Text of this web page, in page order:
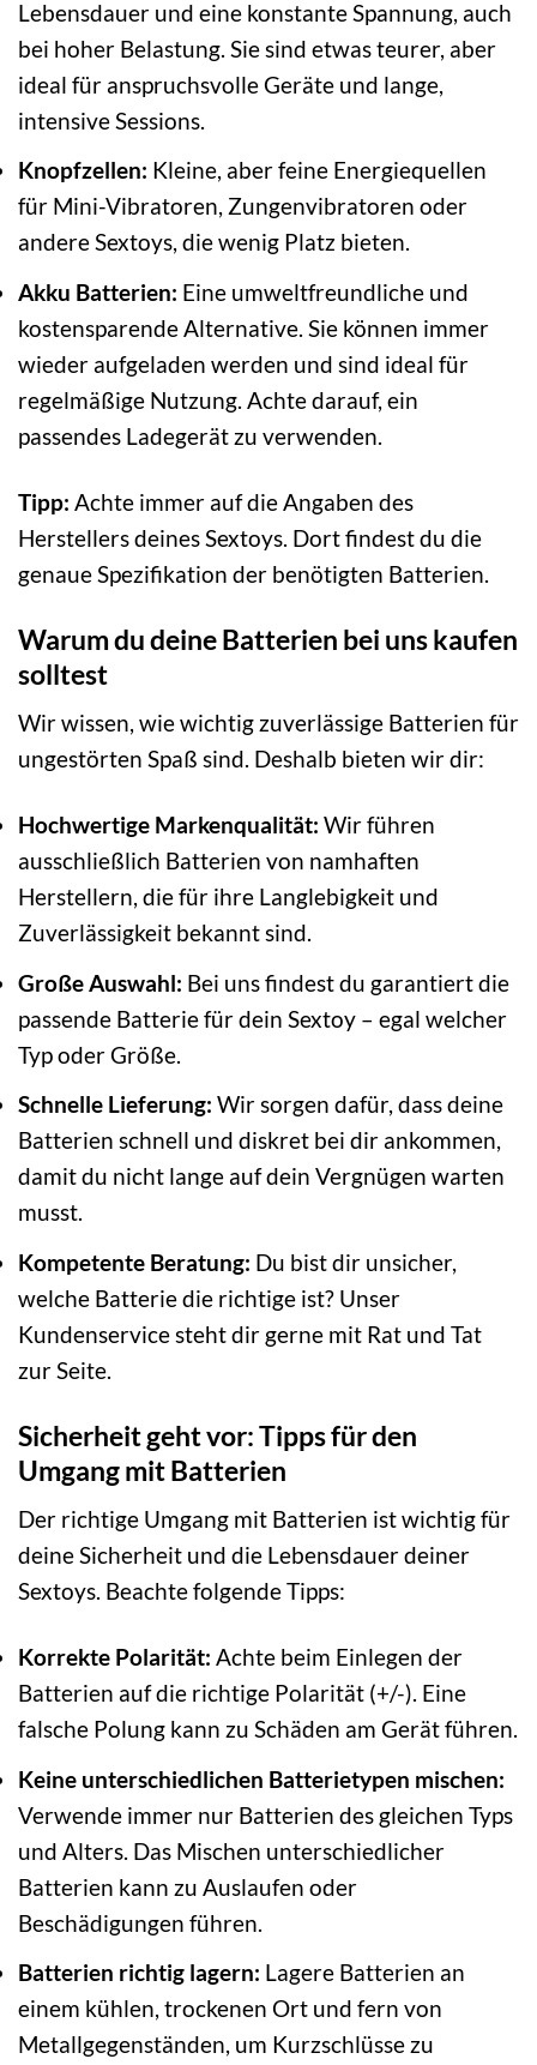
Lebensdauer und eine konstante Spannung, auch
bei hoher Belastung. Sie sind etwas teurer, aber
ideal für anspruchsvolle Geräte und lange,
intensive Sessions.
Knopfzellen: Kleine, aber feine Energiequellen
für Mini-Vibratoren, Zungenvibratoren oder
andere Sextoys, die wenig Platz bieten.
Akku Batterien: Eine umweltfreundliche und
kostensparende Alternative. Sie können immer
wieder aufgeladen werden und sind ideal für
regelmäßige Nutzung. Achte darauf, ein
passendes Ladegerät zu verwenden.
Tipp: Achte immer auf die Angaben des
Herstellers deines Sextoys. Dort findest du die
genaue Spezifikation der benötigten Batterien.
Warum du deine Batterien bei uns kaufen
solltest
Wir wissen, wie wichtig zuverlässige Batterien für
ungestörten Spaß sind. Deshalb bieten wir dir:
Hochwertige Markenqualität: Wir führen
ausschließlich Batterien von namhaften
Herstellern, die für ihre Langlebigkeit und
Zuverlässigkeit bekannt sind.
Große Auswahl: Bei uns findest du garantiert die
passende Batterie für dein Sextoy – egal welcher
Typ oder Größe.
Schnelle Lieferung: Wir sorgen dafür, dass deine
Batterien schnell und diskret bei dir ankommen,
damit du nicht lange auf dein Vergnügen warten
musst.
Kompetente Beratung: Du bist dir unsicher,
welche Batterie die richtige ist? Unser
Kundenservice steht dir gerne mit Rat und Tat
zur Seite.
Sicherheit geht vor: Tipps für den
Umgang mit Batterien
Der richtige Umgang mit Batterien ist wichtig für
deine Sicherheit und die Lebensdauer deiner
Sextoys. Beachte folgende Tipps:
Korrekte Polarität: Achte beim Einlegen der
Batterien auf die richtige Polarität (+/-). Eine
falsche Polung kann zu Schäden am Gerät führen.
Keine unterschiedlichen Batterietypen mischen:
Verwende immer nur Batterien des gleichen Typs
und Alters. Das Mischen unterschiedlicher
Batterien kann zu Auslaufen oder
Beschädigungen führen.
Batterien richtig lagern: Lagere Batterien an
einem kühlen, trockenen Ort und fern von
Metallgegenständen, um Kurzschlüsse zu